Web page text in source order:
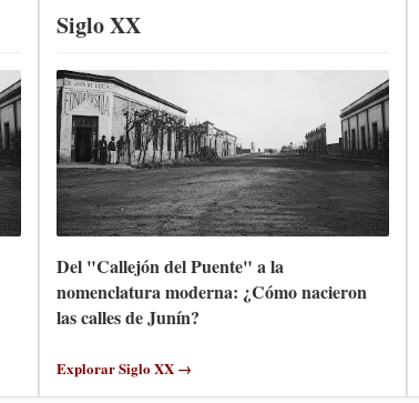
Siglo XX
Del "Callejón del Puente" a la
nomenclatura moderna: ¿Cómo nacieron
las calles de Junín?
Explorar Siglo XX →